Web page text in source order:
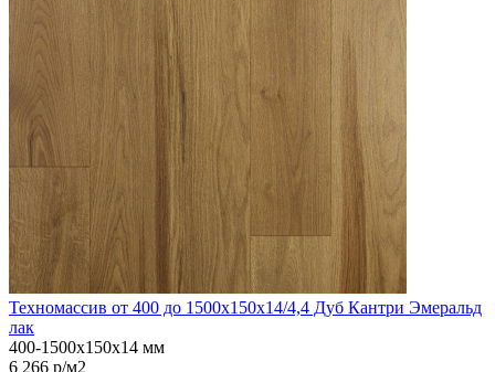
Техномассив от 400 до 1500х150х14/4,4 Дуб Кантри Эмеральд
лак
400-1500х150х14 мм
6 266 р/м2